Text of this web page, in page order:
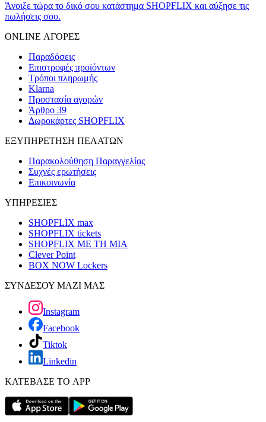
Άνοιξε τώρα το δικό σου κατάστημα SHOPFLIX και αύξησε τις
πωλήσεις σου.
ONLINE ΑΓΟΡΕΣ
Παραδόσεις
Επιστροφές προϊόντων
Τρόποι πληρωμής
Klarna
Προστασία αγορών
Άρθρο 39
Δωροκάρτες SHOPFLIX
ΕΞΥΠΗΡΕΤΗΣΗ ΠΕΛΑΤΩΝ
Παρακολούθηση Παραγγελίας
Συχνές ερωτήσεις
Επικοινωνία
ΥΠΗΡΕΣΙΕΣ
SHOPFLIX max
SHOPFLIX tickets
SHOPFLIX ΜΕ ΤΗ ΜΙΑ
Clever Point
BOX NOW Lockers
ΣΥΝΔΕΣΟΥ ΜΑΖΙ ΜΑΣ
Instagram
Facebook
Tiktok
Linkedin
ΚΑΤΕΒΑΣΕ ΤΟ APP